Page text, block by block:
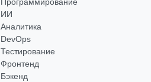
ИИ
Аналитика
DevOps
Тестирование
Фронтенд
Бэкенд